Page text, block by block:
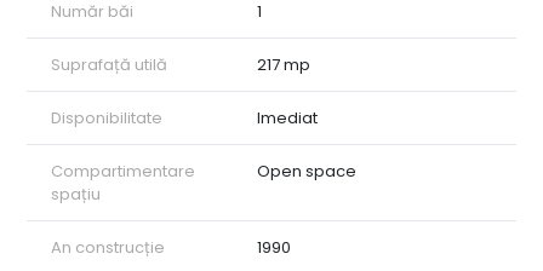
Destinații recomandate:
Datorită versatilității sale, acest spațiu reprezintă soluția
optimă pentru:
• Cabinete medicale sau clinici specializate;
• Reprezentanțe comerciale.
Acest spațiu oferă cadrul ideal pentru dezvoltarea unui
business de succes într-o zonă unde prestigiul se întâlnește
cu funcționalitatea.
ID intern: CP2941768
Număr băi 1
Suprafață utilă 217 mp
Disponibilitate Imediat
Compartimentare
spațiu
Open space
An construcție 1990